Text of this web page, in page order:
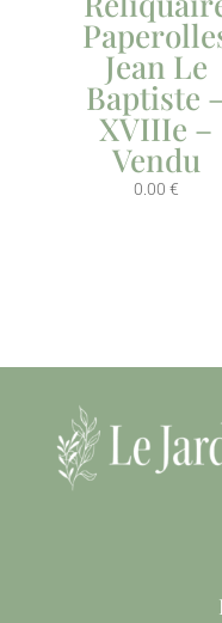
Jean Le
Baptiste
XVIIIe –
Vendu
0.00 €